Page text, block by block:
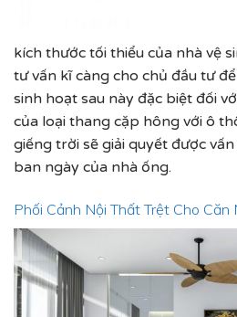
kích thước tối thiểu của nhà vệ
tư vấn kĩ càng cho chủ đầu tư
sinh hoạt sau này đặc biệt đối
của loại thang cặp hông với ô
giếng trời sẽ giải quyết được
ban ngày của nhà ống.
Phối Cảnh Nội Thất Trệt Cho Căn